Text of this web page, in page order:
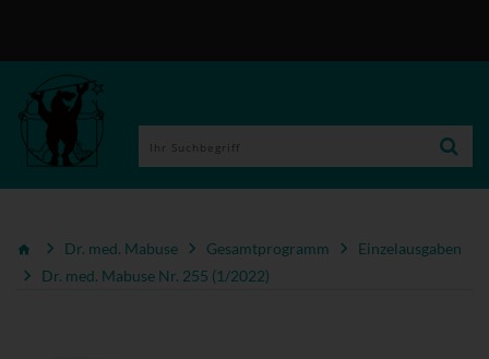
Dr. med. Mabuse Gesamtprogramm
Einzelausgaben
Dr. med. Mabuse Nr. 255 (1/2022)